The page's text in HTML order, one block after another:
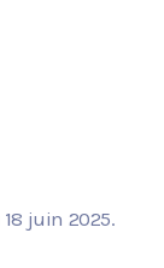
18 juin 2025.